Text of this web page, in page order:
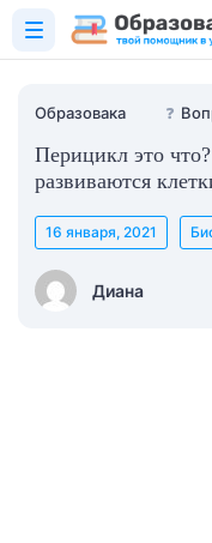
Образовака ❓
Перицикл это
развиваются
Диана
16 января, 2021